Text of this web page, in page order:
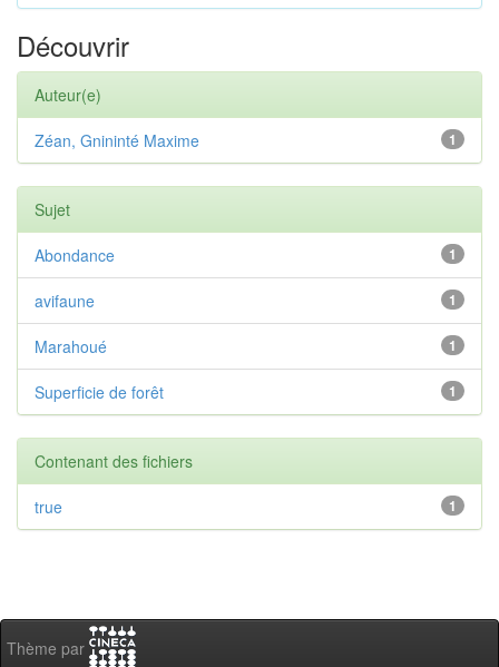
Découvrir
Auteur(e)
1
Zéan, Gnininté Maxime
Sujet
1
Abondance
1
avifaune
1
Marahoué
1
Superficie de forêt
Contenant des fichiers
1
true
Thème par